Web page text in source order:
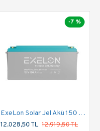
-7 %
ExeLon Solar Jel Akü 150 Ah 12V Deep Cycle Uzun Ömürlü
12.028,50 TL 12.919,50 TL